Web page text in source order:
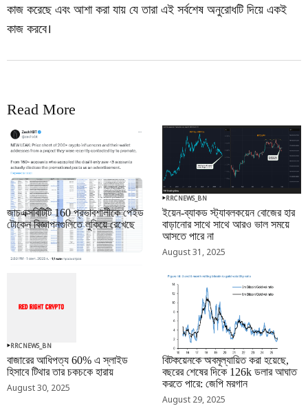
কাজ করেছে এবং আশা করা যায় যে তারা এই সর্বশেষ অনুরোধটি দিয়ে একই
কাজ করবে।
Read More
RRCNEWS_BN
জাচএক্সবিটিটি 160 প্রভাবশালীকে পেইড
টোকেন বিজ্ঞাপনগুলিতে লুকিয়ে রেখেছে
September 01, 2025
RRCNEWS_BN
ইয়েন-ব্যাকড স্ট্যাবলকয়েন বোজের হার
বাড়ানোর সাথে সাথে আরও ভাল সময়ে
আসতে পারে না
August 31, 2025
RRCNEWS_BN
বাজারের আধিপত্য 60% এ স্লাইড
হিসাবে টিথার তার চকচকে হারায়
August 30, 2025
RRCNEWS_BN
বিটকয়েনকে অবমূল্যায়িত করা হয়েছে,
বছরের শেষের দিকে 126k ডলার আঘাত
করতে পারে: জেপি মরগান
August 29, 2025